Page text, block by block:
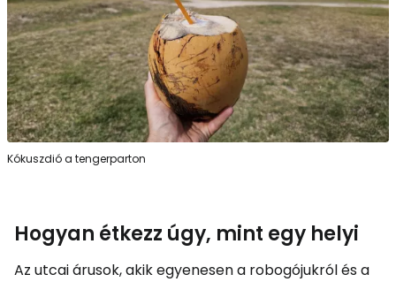
Kókuszdió a tengerparton
Hogyan étkezz úgy, mint egy helyi
Az utcai árusok, akik egyenesen a robogójukról és a